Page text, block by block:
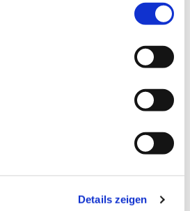
Details zeigen
Sie auch